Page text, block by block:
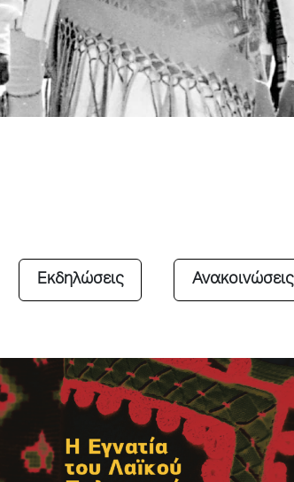
Εκδηλώσεις Ανακοινώσεις